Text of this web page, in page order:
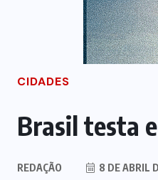
CIDADES
Brasil testa
REDAÇÃO 8 DE ABRIL